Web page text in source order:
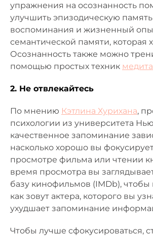
упражнения на осознанность
улучшить эпизодическую
воспоминания и жизненный
семантической памяти, которая
Осознанность также можно
помощью простых техник
2. Не отвлекайтесь
По мнению Кэтлина Хурихана,
психологии из университета
качественное запоминание
насколько хорошо вы
просмотре фильма или чтении
время просмотра вы
базу кинофильмов (IMDb), чтобы
как зовут актера, которого вы
ухудшает запоминание
Чтобы лучше сфокусироваться,